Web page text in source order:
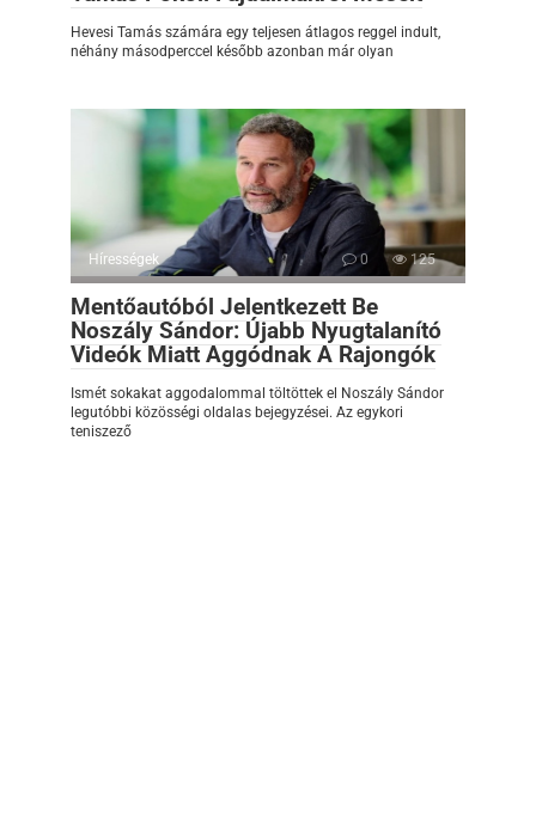
Hevesi Tamás számára egy teljesen átlagos reggel indult,
néhány másodperccel később azonban már olyan
Hírességek 0 125
Mentőautóból Jelentkezett Be
Noszály Sándor: Újabb Nyugtalanító
Videók Miatt Aggódnak A Rajongók
Ismét sokakat aggodalommal töltöttek el Noszály Sándor
legutóbbi közösségi oldalas bejegyzései. Az egykori
teniszező